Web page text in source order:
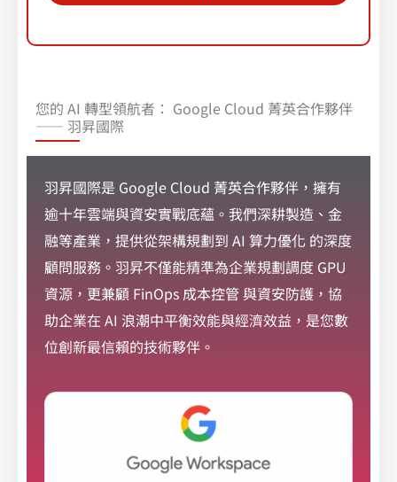
您的 AI 轉型領航者： Google Cloud 菁英合作夥伴
—— 羽昇國際
羽昇國際是 Google Cloud 菁英合作夥伴，擁有
逾十年雲端與資安實戰底蘊。我們深耕製造、金
融等產業，提供從架構規劃到 AI 算力優化 的深度
顧問服務。羽昇不僅能精準為企業規劃調度 GPU
資源，更兼顧 FinOps 成本控管 與資安防護，協
助企業在 AI 浪潮中平衡效能與經濟效益，是您數
位創新最信賴的技術夥伴。